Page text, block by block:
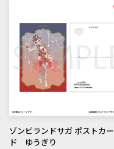
ゾンビランドサガ ポストカー
ド ゆうぎり